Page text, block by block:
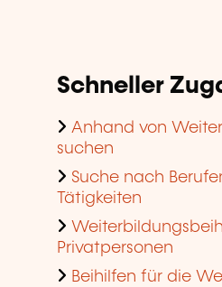
Schneller
Anhand von
suchen
Suche nach
Tätigkeiten
Privatpersonen
Beihilfen für die